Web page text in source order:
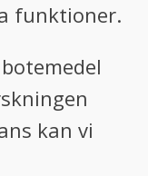
funktioner.
kan vi